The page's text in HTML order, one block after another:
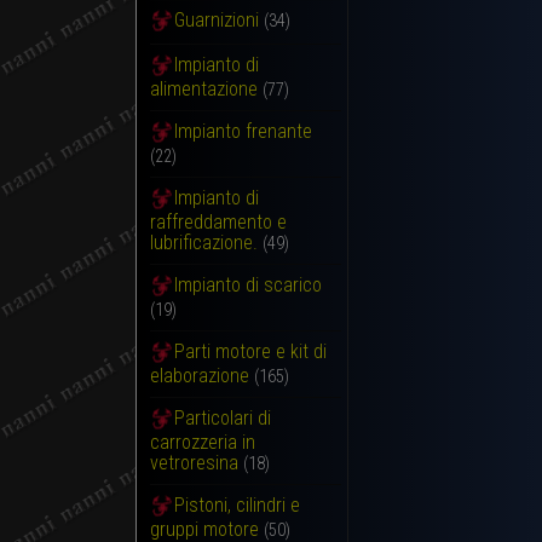
Guarnizioni (34)
Impianto di
alimentazione (77)
Impianto frenante
(22)
Impianto di
raffreddamento e
lubrificazione. (49)
Impianto di scarico
(19)
Parti motore e kit di
elaborazione (165)
Particolari di
carrozzeria in
vetroresina (18)
Pistoni, cilindri e
gruppi motore (50)